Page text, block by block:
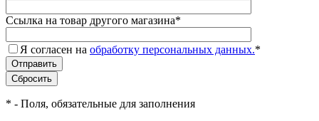
Ссылка на товар другого магазина*
Я согласен на обработку персональных данных.*
* - Поля, обязательные для заполнения